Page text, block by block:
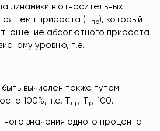
динамики в относительных
темп прироста (Тпр), который
абсолютного прироста
уровню, т.е.
вычислен также путём
100%, т.е. Тпр=Тр-100.
значения одного процента